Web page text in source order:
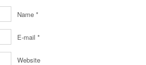
Name *
E-mail *
Website